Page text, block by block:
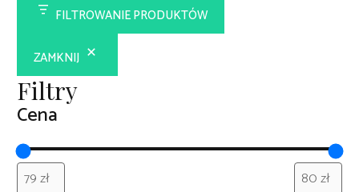
FILTROWANIE PRODUKTÓW
ZAMKNIJ
Filtry
Cena